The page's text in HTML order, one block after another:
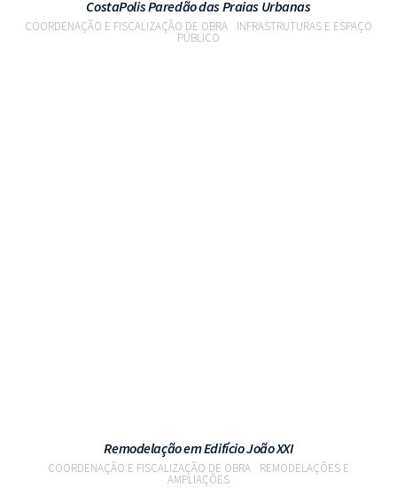
CostaPolis Paredão das Praias Urbanas
COORDENAÇÃO E FISCALIZAÇÃO DE OBRA INFRASTRUTURAS E ESPAÇO
PÚBLICO
Remodelação em Edifício João XXI
COORDENAÇÃO E FISCALIZAÇÃO DE OBRA REMODELAÇÕES E
AMPLIAÇÕES